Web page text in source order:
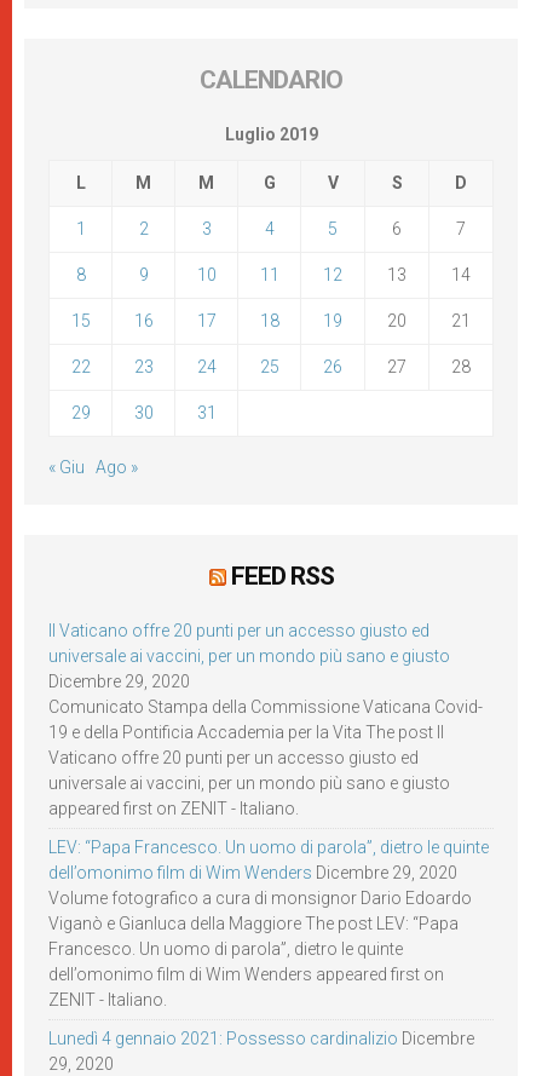
CALENDARIO
Luglio 2019
L M M G V S D
1 2 3 4 5 6 7
8 9 10 11 12 13 14
15 16 17 18 19 20 21
22 23 24 25 26 27 28
29 30 31
« Giu Ago »
FEED RSS
Il Vaticano offre 20 punti per un accesso giusto ed
universale ai vaccini, per un mondo più sano e giusto
Dicembre 29, 2020
Comunicato Stampa della Commissione Vaticana Covid-
19 e della Pontificia Accademia per la Vita The post Il
Vaticano offre 20 punti per un accesso giusto ed
universale ai vaccini, per un mondo più sano e giusto
appeared first on ZENIT - Italiano.
LEV: “Papa Francesco. Un uomo di parola”, dietro le quinte
dell’omonimo film di Wim Wenders Dicembre 29, 2020
Volume fotografico a cura di monsignor Dario Edoardo
Viganò e Gianluca della Maggiore The post LEV: “Papa
Francesco. Un uomo di parola”, dietro le quinte
dell’omonimo film di Wim Wenders appeared first on
ZENIT - Italiano.
Lunedì 4 gennaio 2021: Possesso cardinalizio Dicembre
29, 2020